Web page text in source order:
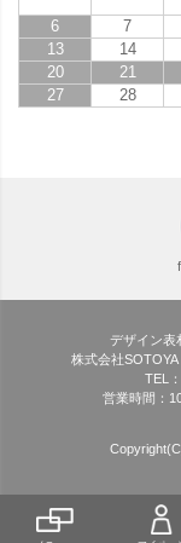
6
7
13
14
20
21
27
28
デザイン表
株式会社
TEL
営業時間：